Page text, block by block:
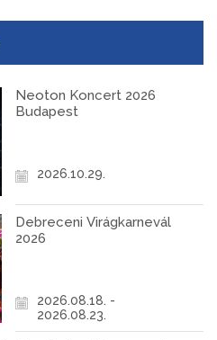
Neoton Koncert 2026
Budapest
2026.10.29.
Debreceni Virágkarnevál
2026
2026.08.18. -
2026.08.23.